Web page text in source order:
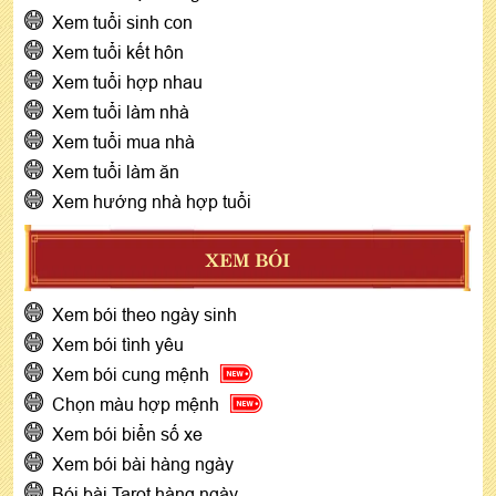
Xem tuổi sinh con
Xem tuổi kết hôn
Xem tuổi hợp nhau
Xem tuổi làm nhà
Xem tuổi mua nhà
Xem tuổi làm ăn
Xem hướng nhà hợp tuổi
XEM BÓI
Xem bói theo ngày sinh
Xem bói tình yêu
Xem bói cung mệnh
Chọn màu hợp mệnh
Xem bói biển số xe
Xem bói bài hàng ngày